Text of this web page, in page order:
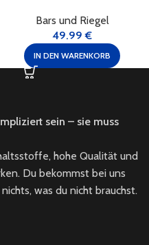
Bars und Riegel
49.99€
IN DEN WARENKORB
sein – sie muss
hohe Qualität und
Du bekommst bei uns
was du nicht brauchst.